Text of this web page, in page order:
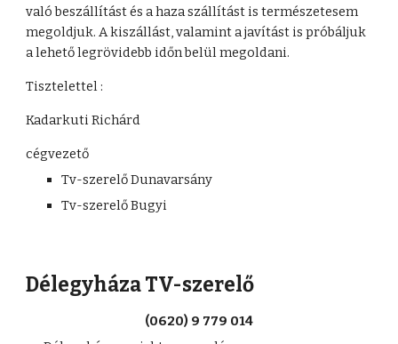
való beszállítást és a haza szállítást is természetesem
megoldjuk. A kiszállást, valamint a javítást is próbáljuk
a lehető legrövidebb időn belül megoldani.
Tisztelettel :
Kadarkuti Richárd
cégvezető
Tv-szerelő Dunavarsány
Tv-szerelő Bugyi
Délegyháza TV-szerelő
(0620) 9 779 014